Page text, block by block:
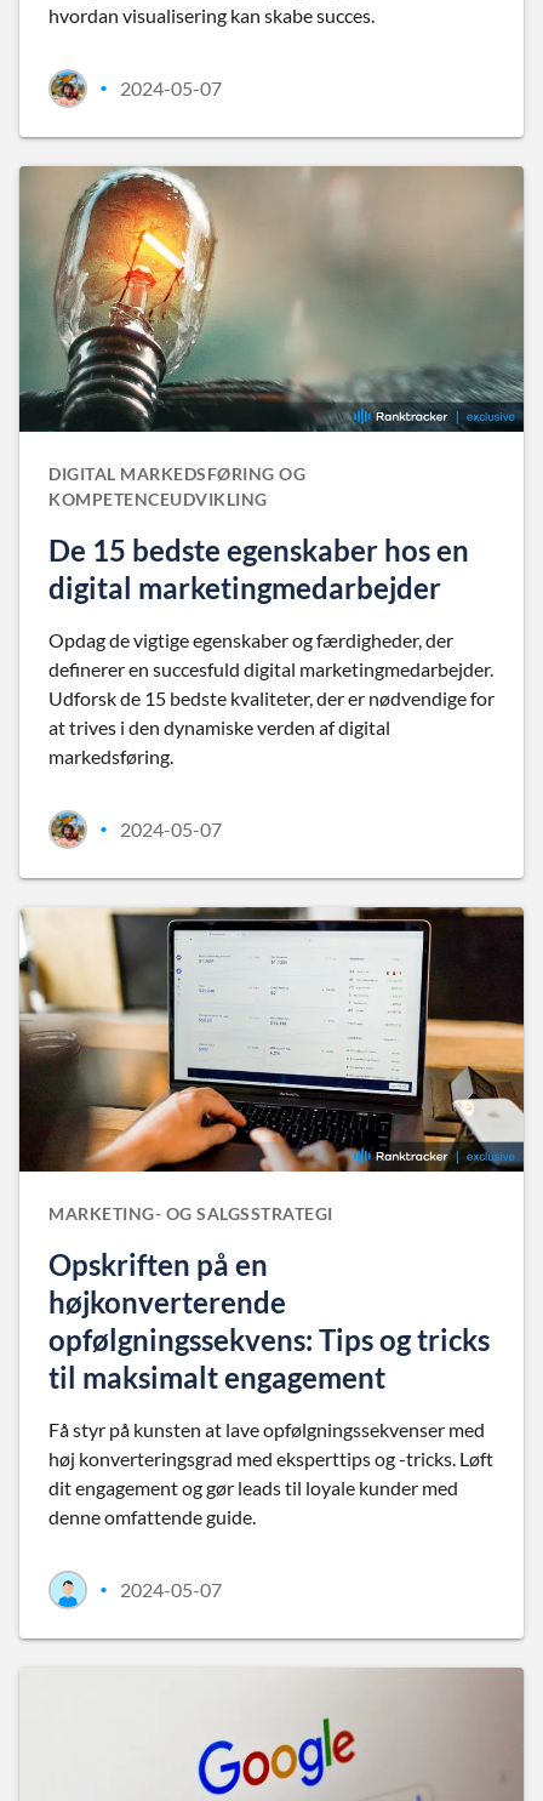
hvordan visualisering kan skabe succes.
• 2024-05-07
DIGITAL MARKEDSFØRING OG
KOMPETENCEUDVIKLING
De 15 bedste egenskaber hos en
digital marketingmedarbejder
Opdag de vigtige egenskaber og færdigheder, der
definerer en succesfuld digital marketingmedarbejder.
Udforsk de 15 bedste kvaliteter, der er nødvendige for
at trives i den dynamiske verden af digital
markedsføring.
• 2024-05-07
MARKETING- OG SALGSSTRATEGI
Opskriften på en
højkonverterende
opfølgningssekvens: Tips og tricks
til maksimalt engagement
Få styr på kunsten at lave opfølgningssekvenser med
høj konverteringsgrad med eksperttips og -tricks. Løft
dit engagement og gør leads til loyale kunder med
denne omfattende guide.
• 2024-05-07